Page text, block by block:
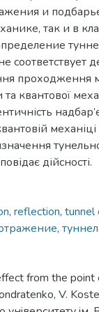
и
так и в
соответствует
проходження
квантової
механіці
дійсності.
, reflection, tunnel
,
from the
V.